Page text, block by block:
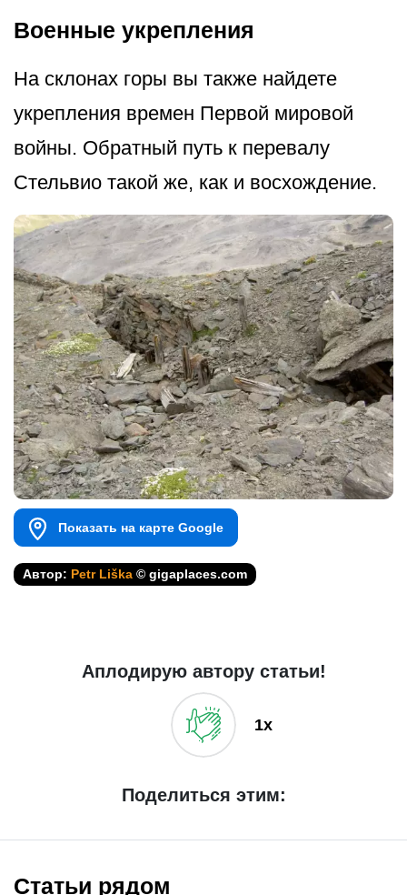
Военные укрепления
На склонах горы вы также найдете
укрепления времен Первой мировой
войны. Обратный путь к перевалу
Стельвио такой же, как и восхождение.
Показать на карте Google
Автор: Petr Liška © gigaplaces.com
Аплодирую автору статьи!
1x
Поделиться этим:
Статьи рядом